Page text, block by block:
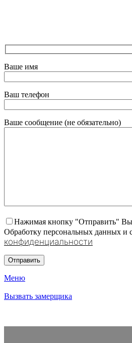
Ваше имя
Ваш телефон
Ваше сообщение (не обязательно)
Нажимая кнопку "Отправить" Вы
Обработку персональных данных и
конфиденциальности
Меню
Вызвать замерщика